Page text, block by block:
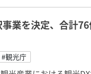
業を決定、合計
#観光庁